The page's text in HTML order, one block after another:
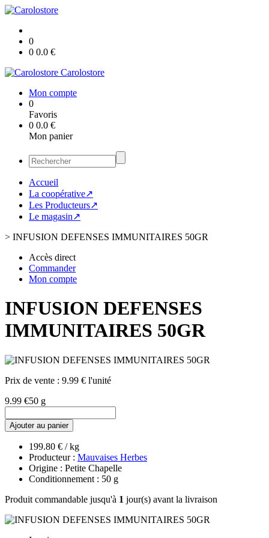
0
0 0.0 €
Carolostore
Mon compte
0
Favoris
0 0.0 €
Mon panier
Accueil
La coopérative↗
Les Producteurs↗
Le magasin↗
> INFUSION DEFENSES IMMUNITAIRES 50GR
Accès direct
Commander
Mon compte
INFUSION DEFENSES
IMMUNITAIRES 50GR
Prix de vente : 9.99 € l'unité
9.99 €50 g
Ajouter au panier
199.80 € / kg
Producteur : Mauvaises Herbes
Origine : Petite Chapelle
Conditionnement : 50 g
Produit commandable jusqu'à 1 jour(s) avant la livraison